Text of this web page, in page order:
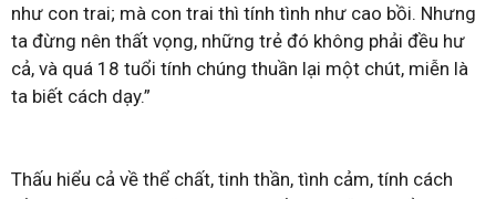
như con trai; mà con trai thì tính tình như cao bồi. Nhưng
ta đừng nên thất vọng, những trẻ đó không phải đều hư
cả, và quá 18 tuổi tính chúng thuần lại một chút, miễn là
ta biết cách dạy.”
Thấu hiểu cả về thể chất, tinh thần, tình cảm, tính cách